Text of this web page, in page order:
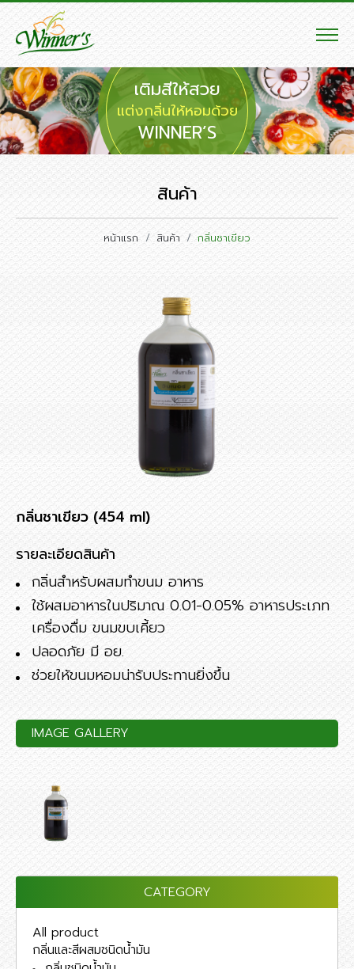
เติมสีให้สวย
แต่งกลิ่นให้หอมด้วย
WINNER’S
สินค้า
หน้าแรก สินค้า กลิ่นชาเขียว
กลิ่นชาเขียว (454 ml)
รายละเอียดสินค้า
กลิ่นสำหรับผสมทำขนม อาหาร
ใช้ผสมอาหารในปริมาณ 0.01-0.05% อาหารประเภท
เครื่องดื่ม ขนมขบเคี้ยว
ปลอดภัย มี อย.
ช่วยให้ขนมหอมน่ารับประทานยิ่งขึ้น
IMAGE GALLERY
CATEGORY
All product
กลิ่นและสีผสมชนิดน้ำมัน